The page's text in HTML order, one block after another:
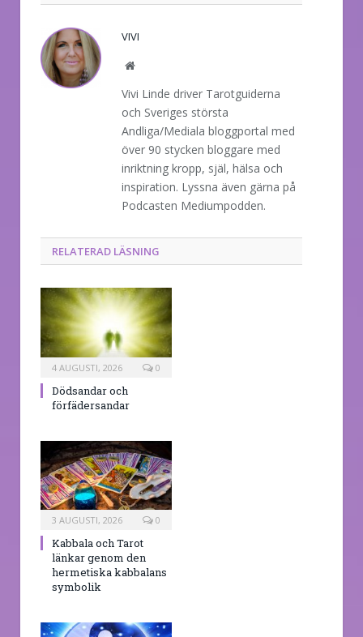
VIVI
Website
Vivi Linde driver Tarotguiderna
och Sveriges största
Andliga/Mediala bloggportal med
över 90 stycken bloggare med
inriktning kropp, själ, hälsa och
inspiration. Lyssna även gärna på
Podcasten Mediumpodden.
RELATERAD LÄSNING
4 AUGUSTI, 2026 0
Dödsandar och
förfädersandar
3 AUGUSTI, 2026 0
Kabbala och Tarot
länkar genom den
hermetiska kabbalans
symbolik